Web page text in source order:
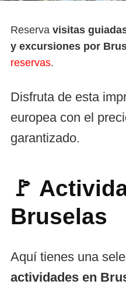
Reserva visitas
y excursiones por
reservas.
Disfruta de esta
europea con el
garantizado.
🚩
Bruselas
Aquí tienes una
actividades en